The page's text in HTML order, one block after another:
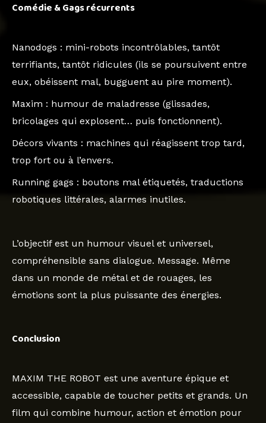
Comédie & Gags récurrents
Nanodogs : mini-robots incontrôlables, tantôt
terrifiants, tantôt ridicules (ils se poursuivent entre
eux, obéissent mal, bugguent au pire moment).
Maxim : humour de maladresse (glissades,
bricolages qui explosent… puis fonctionnent).
Décors vivants : machines qui réagissent trop tard,
trop fort ou à l’envers.
Running gags : boutons mal étiquetés, traductions
robotiques littérales, alarmes inutiles.
L’objectif est un humour visuel et universel,
compréhensible sans dialogue. Message. Même
dans un monde de métal et de rouages, les
émotions sont la plus puissante des énergies.
Conclusion
MAXIM THE ROBOT est une aventure épique et
accessible, capable de toucher petits et grands. Un
film qui combine humour, action et émotion pour